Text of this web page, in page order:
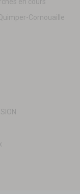
en cours
Cornouaille